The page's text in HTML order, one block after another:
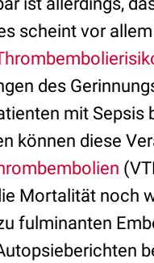
scheint vor
des
mit
können diese
Mortalität noch
fulminanten